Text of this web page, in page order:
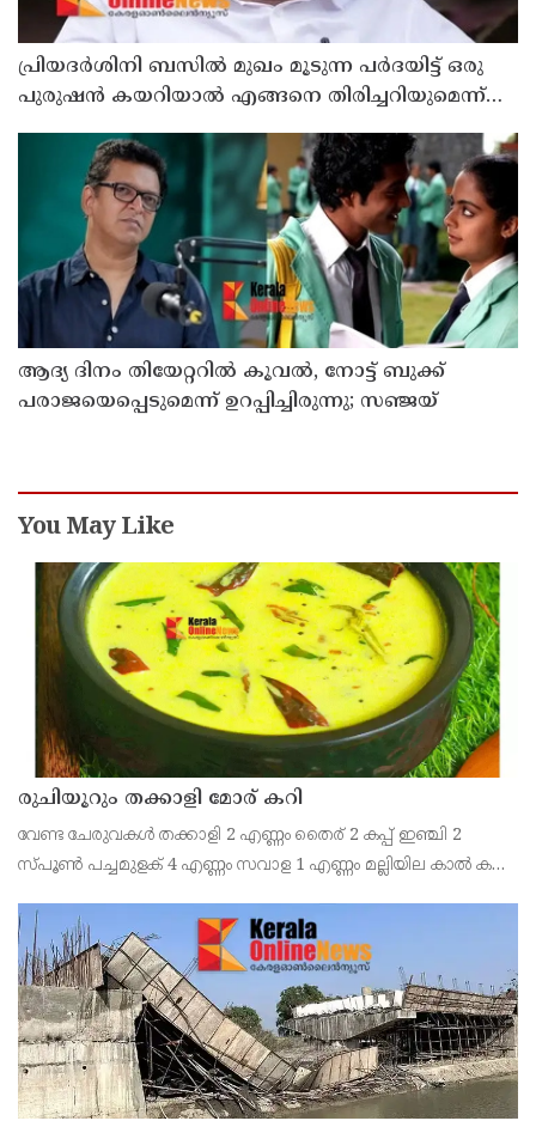
പ്രിയദർശിനി ബസിൽ മുഖം മൂടുന്ന പർദയിട്ട് ഒരു
പുരുഷൻ കയറിയാൽ എങ്ങനെ തിരിച്ചറിയുമെന്ന്
എംഎൻ കാരശ്ശേരി
ആദ്യ ദിനം തിയേറ്ററില്‍ കൂവല്‍, നോട്ട് ബുക്ക്
പരാജയെപ്പെടുമെന്ന് ഉറപ്പിച്ചിരുന്നു; സഞ്ജയ്
You May Like
രുചിയൂറും തക്കാളി മോര് കറി
വേണ്ട ചേരുവകൾ തക്കാളി 2 എണ്ണം തൈര് 2 കപ്പ് ഇഞ്ചി 2
സ്പൂൺ പച്ചമുളക് 4 എണ്ണം സവാള 1 എണ്ണം മല്ലിയില കാൽ കപ്പ്
കറിവേപ്പില 2 തണ്ട് തയ്യാറാക്കുന്ന വിധം തക്കാ